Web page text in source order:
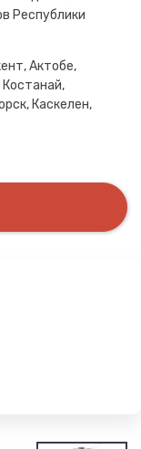
Республики
Актобе,
Костанай,
Каскелен,